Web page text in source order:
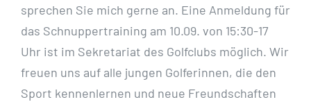
sprechen Sie mich gerne an. Eine Anmeldung für
das Schnuppertraining am 10.09. von 15:30-17
Uhr ist im Sekretariat des Golfclubs möglich. Wir
freuen uns auf alle jungen Golferinnen, die den
Sport kennenlernen und neue Freundschaften